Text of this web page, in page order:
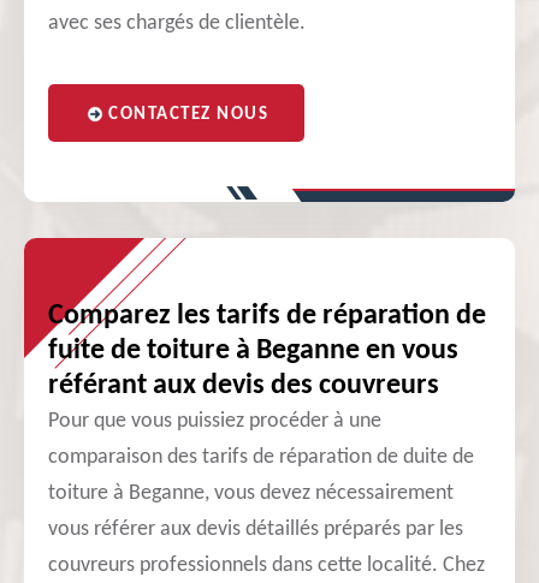
avec ses chargés de clientèle.
CONTACTEZ NOUS
Comparez les tarifs de réparation de
fuite de toiture à Beganne en vous
référant aux devis des couvreurs
Pour que vous puissiez procéder à une
comparaison des tarifs de réparation de duite de
toiture à Beganne, vous devez nécessairement
vous référer aux devis détaillés préparés par les
couvreurs professionnels dans cette localité. Chez